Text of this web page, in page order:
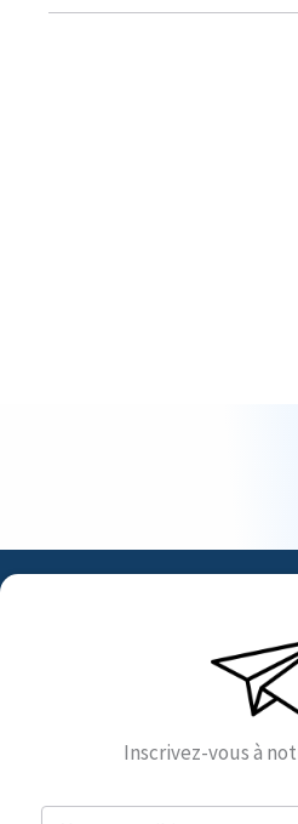
Inscrivez-vous à